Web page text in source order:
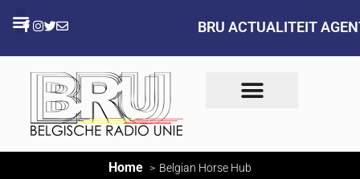
BRU ACTUALITEIT
Home Belgian Horse Hub